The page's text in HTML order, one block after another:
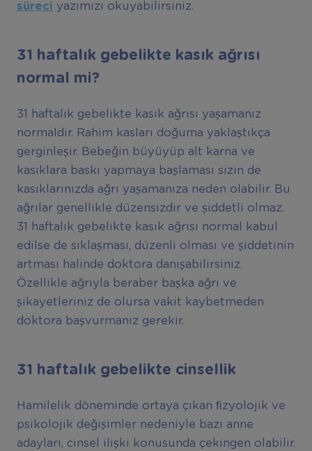
süreci yazımızı okuyabilirsiniz.
31 haftalık gebelikte kasık ağrısı
normal mi?
31 haftalık gebelikte kasık ağrısı yaşamanız
normaldir. Rahim kasları doğuma yaklaştıkça
gerginleşir. Bebeğin büyüyüp alt karna ve
kasıklara baskı yapmaya başlaması sizin de
kasıklarınızda ağrı yaşamanıza neden olabilir. Bu
ağrılar genellikle düzensizdir ve şiddetli olmaz.
31 haftalık gebelikte kasık ağrısı normal kabul
edilse de sıklaşması, düzenli olması ve şiddetinin
artması halinde doktora danışabilirsiniz.
Özellikle ağrıyla beraber başka ağrı ve
şikayetleriniz de olursa vakit kaybetmeden
doktora başvurmanız gerekir.
31 haftalık gebelikte cinsellik
Hamilelik döneminde ortaya çıkan ﬁzyolojik ve
psikolojik değişimler nedeniyle bazı anne
adayları, cinsel ilişki konusunda çekingen olabilir.